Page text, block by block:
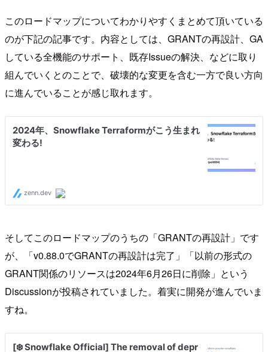
このロードマップについてわかりやすくまとめて頂いている
のが下記の記事です。内容としては、GRANTの再設計、GA
している全機能のサポート、既存Issueの解決、などに取り
組んでいくとのことで、破壊的な変更を含む一方で良い方向
に進んでいることが感じ取れます。
そしてこのロードマップのうちの「GRANTの再設計」です
が、「v0.88.0でGRANTの再設計は完了」「以前の形式の
GRANT関係のリソースは2024年6月26日に削除」という
Discussionが投稿されていました。着実に開発が進んでいま
すね。